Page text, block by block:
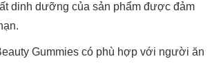
dinh dưỡng của sản phẩm được đảm
Gummies có phù hợp với người ăn